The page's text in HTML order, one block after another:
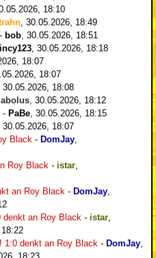
18:10
30.05.2026, 18:49
- bob 30.05.2026, 18:51
30.05.2026, 18:18
18:07
18:07
30.05.2026, 18:08
30.05.2026, 18:12
- PaBe 30.05.2026, 18:15
30.05.2026, 18:07
Black - DomJay
Roy Black - istar
an Roy Black - DomJay
denkt an Roy Black - istar
1:0 denkt an Roy Black - DomJay